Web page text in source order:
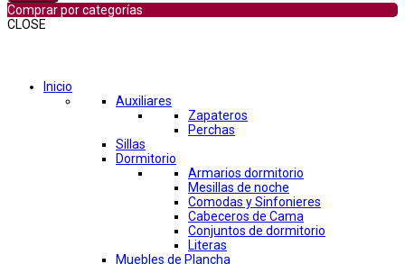
Comprar por categorías
CLOSE
Inicio
Auxiliares
Zapateros
Perchas
Sillas
Dormitorio
Armarios dormitorio
Mesillas de noche
Comodas y Sinfonieres
Cabeceros de Cama
Conjuntos de dormitorio
Literas
Muebles de Plancha